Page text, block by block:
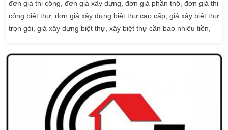
đơn giá thi công, đơn giá xây dựng, đơn giá phần thô, đơn giá thi
công biệt thự, đơn giá xây dựng biệt thự cao cấp, giá xây biệt thự
trọn gói, giá xây dựng biệt thự, xây biệt thự cần bao nhiêu tiền,
hoàn thiện nhà xây thô, giá xây dựng nhà phố, xây nhà trọn gói